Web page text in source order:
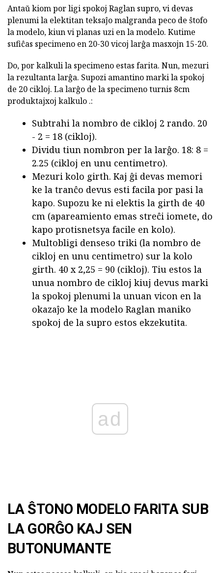
Antaŭ kiom por ligi spokoj Raglan supro, vi devas
plenumi la elektitan teksaĵo malgranda peco de ŝtofo
la modelo, kiun vi planas uzi en la modelo. Kutime
sufiĉas specimeno en 20-30 vicoj larĝa masxojn 15-20.
Do, por kalkuli la specimeno estas farita. Nun, mezuri
la rezultanta larĝa. Supozi amantino marki la spokoj
de 20 cikloj. La larĝo de la specimeno turnis 8cm
produktajxoj kalkulo .:
Subtrahi la nombro de cikloj 2 rando. 20
- 2 = 18 (cikloj).
Dividu tiun nombron per la larĝo. 18: 8 =
2.25 (cikloj en unu centimetro).
Mezuri kolo girth. Kaj ĝi devas memori
ke la tranĉo devus esti facila por pasi la
kapo. Supozu ke ni elektis la girth de 40
cm (apareamiento emas streĉi iomete, do
kapo protisnetsya facile en kolo).
Multobligi denseso triki (la nombro de
cikloj en unu centimetro) sur la kolo
girth. 40 x 2,25 = 90 (cikloj). Tiu estos la
unua nombro de cikloj kiuj devus marki
la spokoj plenumi la unuan vicon en la
okazaĵo ke la modelo Raglan maniko
spokoj de la supro estos ekzekutita.
ad
LA ŜTONO MODELO FARITA SUB
LA GORĜO KAJ SEN
BUTONUMANTE